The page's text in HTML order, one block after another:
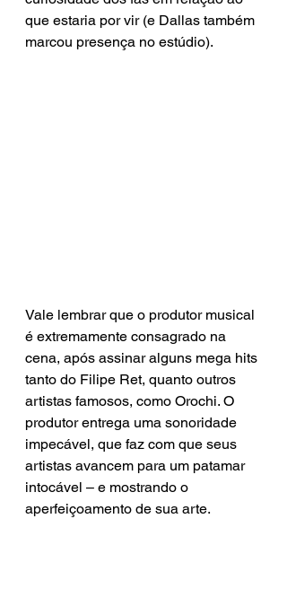
que estaria por vir (e Dallas também
marcou presença no estúdio).
Vale lembrar que o produtor musical
é extremamente consagrado na
cena, após assinar alguns mega hits
tanto do Filipe Ret, quanto outros
artistas famosos, como Orochi. O
produtor entrega uma sonoridade
impecável, que faz com que seus
artistas avancem para um patamar
intocável – e mostrando o
aperfeiçoamento de sua arte.